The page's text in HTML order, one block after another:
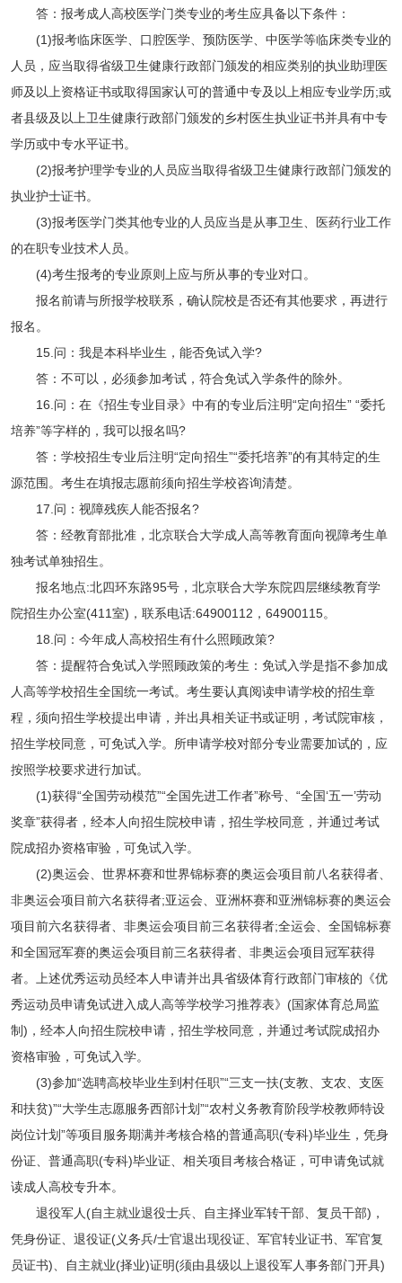
答：报考成人高校医学门类专业的考生应具备以下条件：
(1)报考临床医学、口腔医学、预防医学、中医学等临床类专业的
人员，应当取得省级卫生健康行政部门颁发的相应类别的执业助理医
师及以上资格证书或取得国家认可的普通中专及以上相应专业学历;或
者县级及以上卫生健康行政部门颁发的乡村医生执业证书并具有中专
学历或中专水平证书。
(2)报考护理学专业的人员应当取得省级卫生健康行政部门颁发的
执业护士证书。
(3)报考医学门类其他专业的人员应当是从事卫生、医药行业工作
的在职专业技术人员。
(4)考生报考的专业原则上应与所从事的专业对口。
报名前请与所报学校联系，确认院校是否还有其他要求，再进行
报名。
15.问：我是本科毕业生，能否免试入学?
答：不可以，必须参加考试，符合免试入学条件的除外。
16.问：在《招生专业目录》中有的专业后注明“定向招生” “委托
培养”等字样的，我可以报名吗?
答：学校招生专业后注明“定向招生”“委托培养”的有其特定的生
源范围。考生在填报志愿前须向招生学校咨询清楚。
17.问：视障残疾人能否报名?
答：经教育部批准，北京联合大学成人高等教育面向视障考生单
独考试单独招生。
报名地点:北四环东路95号，北京联合大学东院四层继续教育学
院招生办公室(411室)，联系电话:64900112，64900115。
18.问：今年成人高校招生有什么照顾政策?
答：提醒符合免试入学照顾政策的考生：免试入学是指不参加成
人高等学校招生全国统一考试。考生要认真阅读申请学校的招生章
程，须向招生学校提出申请，并出具相关证书或证明，考试院审核，
招生学校同意，可免试入学。所申请学校对部分专业需要加试的，应
按照学校要求进行加试。
(1)获得“全国劳动模范”“全国先进工作者”称号、“全国‘五一’劳动
奖章”获得者，经本人向招生院校申请，招生学校同意，并通过考试
院成招办资格审验，可免试入学。
(2)奥运会、世界杯赛和世界锦标赛的奥运会项目前八名获得者、
非奥运会项目前六名获得者;亚运会、亚洲杯赛和亚洲锦标赛的奥运会
项目前六名获得者、非奥运会项目前三名获得者;全运会、全国锦标赛
和全国冠军赛的奥运会项目前三名获得者、非奥运会项目冠军获得
者。上述优秀运动员经本人申请并出具省级体育行政部门审核的《优
秀运动员申请免试进入成人高等学校学习推荐表》(国家体育总局监
制)，经本人向招生院校申请，招生学校同意，并通过考试院成招办
资格审验，可免试入学。
(3)参加“选聘高校毕业生到村任职”“三支一扶(支教、支农、支医
和扶贫)”“大学生志愿服务西部计划”“农村义务教育阶段学校教师特设
岗位计划”等项目服务期满并考核合格的普通高职(专科)毕业生，凭身
份证、普通高职(专科)毕业证、相关项目考核合格证，可申请免试就
读成人高校专升本。
退役军人(自主就业退役士兵、自主择业军转干部、复员干部)，
凭身份证、退役证(义务兵/士官退出现役证、军官转业证书、军官复
员证书)、自主就业(择业)证明(须由县级以上退役军人事务部门开具)